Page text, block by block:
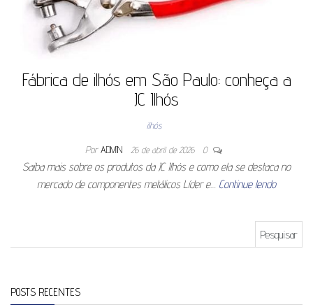
Fábrica de ilhós em São Paulo: conheça a
JC Ilhós
ilhós
Por ADMIN 26 de abril de 2026 0
Saiba mais sobre os produtos da JC Ilhós e como ela se destaca no
mercado de componentes metálicos Líder e… Continue lendo
POSTS RECENTES